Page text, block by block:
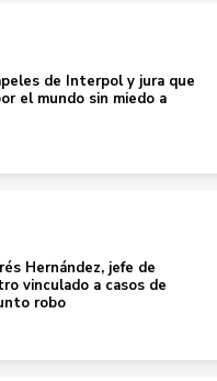
de Interpol y jura que
el mundo sin miedo a
Hernández, jefe de
vinculado a casos de
robo